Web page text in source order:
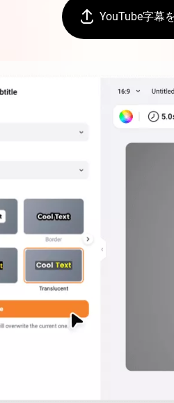
YouTube字幕